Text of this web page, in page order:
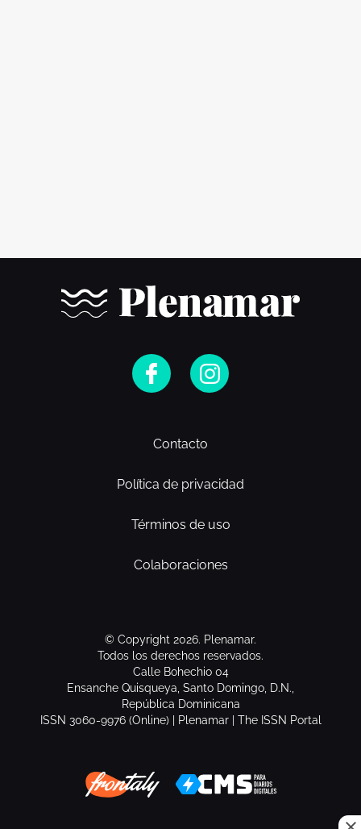
Contacto
Política de privacidad
Términos de uso
Colaboraciones
© Copyright 2026. Plenamar.
Todos los derechos reservados.
Calle Bohechio 04
Ensanche Quisqueya, Santo Domingo, D.N.,
República Dominicana
ISSN 3060-9976 (Online) | Plenamar | The ISSN Portal